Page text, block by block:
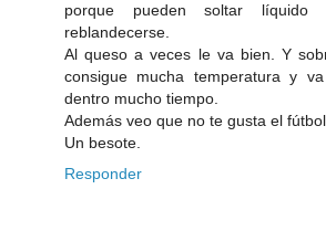
porque pueden soltar
reblandecerse.
Al queso a veces le va bien. Y
consigue mucha temperatura y
dentro mucho tiempo.
Además veo que no te gusta el fútbol.
Un besote.
Responder